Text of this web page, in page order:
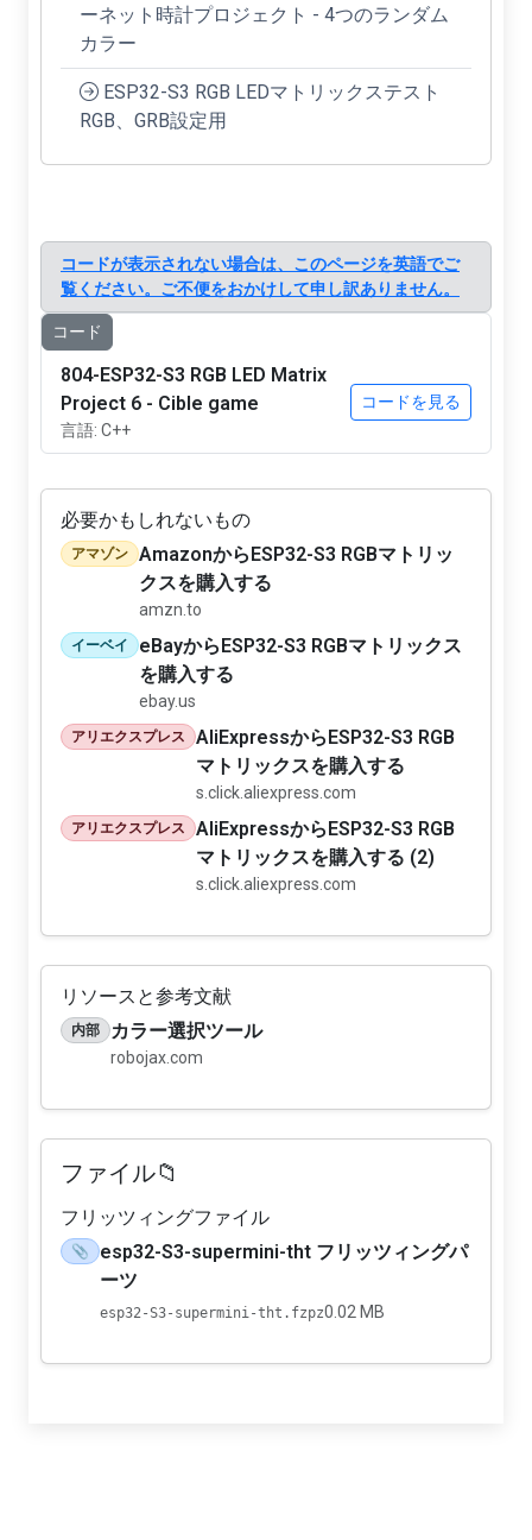
ーネット時計プロジェクト - 4つのランダム
カラー
ESP32-S3 RGB LEDマトリックステスト
RGB、GRB設定用
コードが表示されない場合は、このページを英語でご
覧ください。ご不便をおかけして申し訳ありません。
コード
804-ESP32-S3 RGB LED Matrix
Project 6 - Cible game
言語: C++
コードを見る
必要かもしれないもの
アマゾン
AmazonからESP32-S3 RGBマトリッ
クスを購入する
amzn.to
イーベイ
eBayからESP32-S3 RGBマトリックス
を購入する
ebay.us
アリエクスプレス
AliExpressからESP32-S3 RGB
マトリックスを購入する
s.click.aliexpress.com
アリエクスプレス
AliExpressからESP32-S3 RGB
マトリックスを購入する (2)
s.click.aliexpress.com
リソースと参考文献
内部 カラー選択ツール
robojax.com
ファイル📁
フリッツィングファイル
📎
esp32-S3-supermini-tht フリッツィングパ
ーツ
esp32-S3-supermini-tht.fzpz0.02 MB